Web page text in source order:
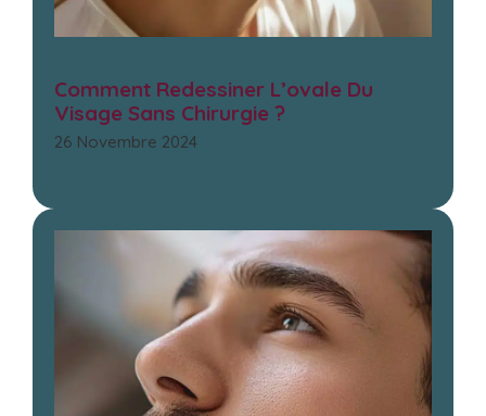
Comment Redessiner L’ovale Du
Visage Sans Chirurgie ?
26 Novembre 2024